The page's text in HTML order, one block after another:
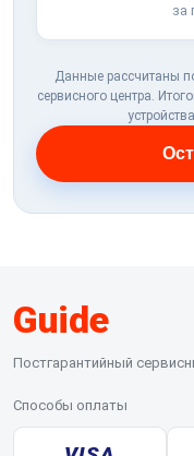
за
Данные рассчитаны
сервисного центра.
Guide
Постгарантийный
Способы оплаты